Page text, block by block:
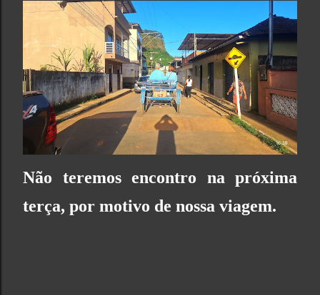
Não teremos encontro na próxima
terça, por motivo de nossa viagem.